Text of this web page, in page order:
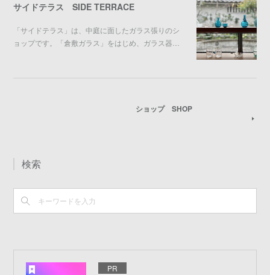
サイドテラス SIDE TERRACE
「サイドテラス」は、中庭に面したガラス張りのシ
ョップです。「倉敷ガラス」をはじめ、ガラス器…
ショップ SHOP
検索
PR